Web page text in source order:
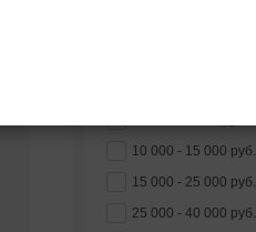
10 000 - 15 000 руб.
15 000 - 25 000 руб.
25 000 - 40 000 руб.